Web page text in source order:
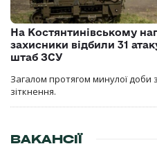
На Костянтинівському
захисники відбили 31
штаб ЗСУ
Загалом протягом минулої доби
зіткнення.
ВАКАНСІЇ